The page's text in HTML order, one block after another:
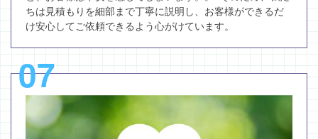
ちは見積もりを細部まで丁寧に説明し、お客様ができるだ
け安心してご依頼できるよう心がけています。
07